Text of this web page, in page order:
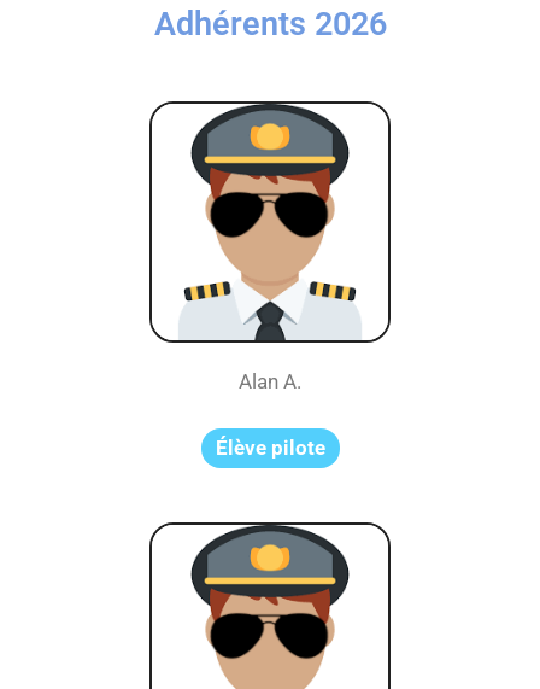
Adhérents 2026
Alan A.
Élève pilote